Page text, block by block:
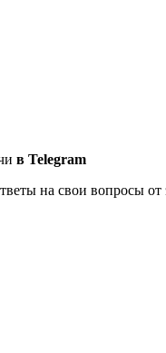
в Telegram
на свои вопросы